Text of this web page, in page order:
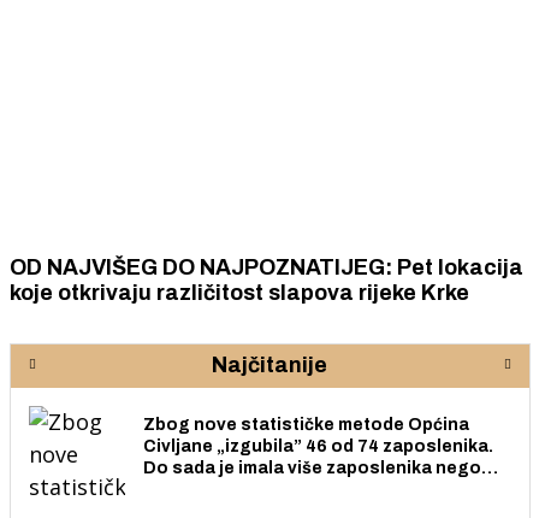
OD NAJVIŠEG DO NAJPOZNATIJEG: Pet lokacija
koje otkrivaju različitost slapova rijeke Krke
Najčitanije
Zbog nove statističke metode Općina
Civljane „izgubila” 46 od 74 zaposlenika.
Do sada je imala više zaposlenika nego